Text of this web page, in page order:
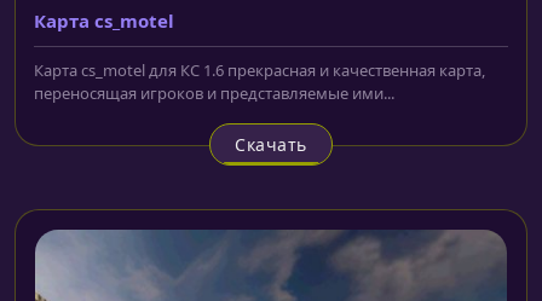
Карта cs_motel
Карта cs_motel для КС 1.6 прекрасная и качественная карта,
переносящая игроков и представляемые ими...
Скачать